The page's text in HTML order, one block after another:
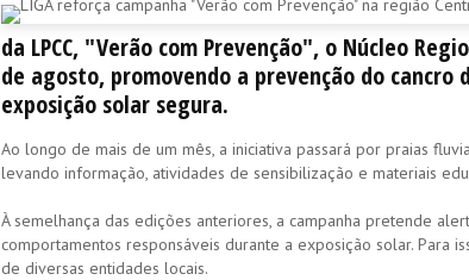
da LPCC, "Verão com Prevenção", o Núcleo
de agosto, promovendo a prevenção do
exposição solar segura.
Ao longo de mais de um mês, a iniciativa passará por praias
levando informação, atividades de sensibilização e materiais
À semelhança das edições anteriores, a campanha pretende
comportamentos responsáveis durante a exposição solar. Para
de diversas entidades locais.